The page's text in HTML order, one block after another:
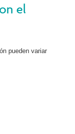
el
pueden variar